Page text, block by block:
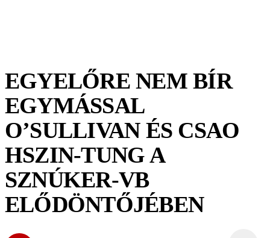
EGYELŐRE NEM BÍR
EGYMÁSSAL
O’SULLIVAN ÉS CSAO
HSZIN-TUNG A
SZNÚKER-VB
ELŐDÖNTŐJÉBEN